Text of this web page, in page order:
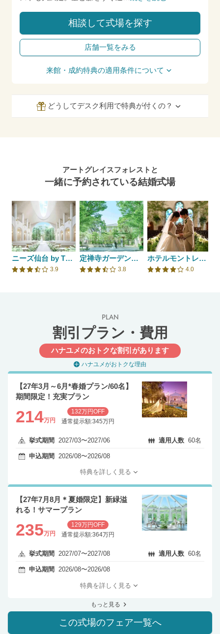
相談して式場を探す
店舗一覧をみる
来館・成約特典の適用条件について
どうしてデスク利用で特典が付くの？
アートグレイスフォレストと
一緒に予約されている結婚式場
ニーズ仙台 by T&G WEDDING(旧 アーカンジェル迎賓館 仙台)
口コミ評価
3.9
定禅寺ガーデンヒルズ迎賓館/FIVESTAR WEDDING
口コミ評価
3.8
ホテルモントレ仙台
口コミ評価
4.0
PLAN
割引プラン・費用
ハナユメのおトクな割引があります
ハナユメがおトクな理由
【27年3月～6月*春婚プラン/60名】
期間限定！充実プラン
214万円
132万円OFF
通常提示額:345万円
挙式期間 2027/03〜2027/06 適用人数 60名
申込期間 2026/08〜2026/08
特典を詳しく見る
【27年7月8月＊夏婚限定】新緑溢
れる！サマープラン
235万円
129万円OFF
通常提示額:364万円
挙式期間 2027/07〜2027/08 適用人数 60名
申込期間 2026/08〜2026/08
特典を詳しく見る
もっと見る
この式場のフェア一覧へ